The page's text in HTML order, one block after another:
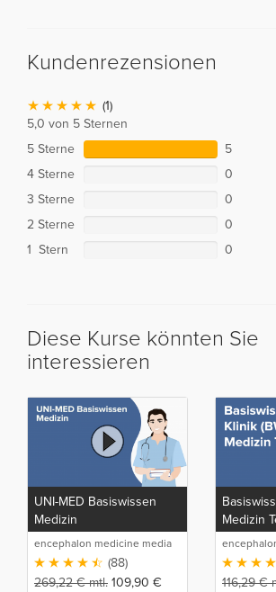
Kundenrezensionen
(1)
5,0 von 5 Sternen
5 Sterne
5
4 Sterne
0
3 Sterne
0
2 Sterne
0
1 Stern
0
Diese Kurse könnten Sie
interessieren
UNI-MED Basiswissen
Medizin
encephalon medicine media
production GmbH(88)
269,22€mtl. 109,90 €
Medizin
production
116,29€